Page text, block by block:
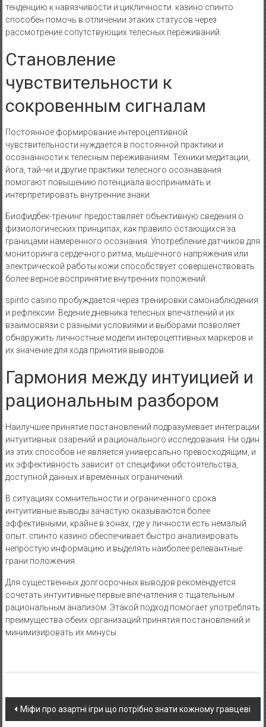
тенденцию к навязчивости и цикличности. казино спинто
способен помочь в отличении этаких статусов через
рассмотрение сопутствующих телесных переживаний.
Становление
чувствительности к
сокровенным сигналам
Постоянное формирование интероцептивной
чувствительности нуждается в постоянной практики и
осознанности к телесным переживаниям. Техники медитации,
йога, тай-чи и другие практики телесного осознавания
помогают повышению потенциала воспринимать и
интерпретировать внутренние знаки.
Биофидбек-тренинг предоставляет объективную сведения о
физиологических принципах, как правило остающихся за
границами намеренного осознания. Употребление датчиков для
мониторинга сердечного ритма, мышечного напряжения или
электрической работы кожи способствует совершенствовать
более верное воспринятие внутренних положений.
spinto casino пробуждается через тренировки самонаблюдения
и рефлексии. Ведение дневника телесных впечатлений и их
взаимосвязи с разными условиями и выборами позволяет
обнаружить личностные модели интероцептивных маркеров и
их значение для хода принятия выводов.
Гармония между интуицией и
рациональным разбором
Наилучшее принятие постановлений подразумевает интеграции
интуитивных озарений и рационального исследования. Ни один
из этих способов не является универсально превосходящим, и
их эффективность зависит от специфики обстоятельства,
доступной данных и временных ограничений.
В ситуациях сомнительности и ограниченного срока
интуитивные выводы зачастую оказываются более
эффективными, крайне в зонах, где у личности есть немалый
опыт. спинто казино обеспечивает быстро анализировать
непростую информацию и выделять наиболее релевантные
грани положения.
Для существенных долгосрочных выводов рекомендуется
сочетать интуитивные первые впечатления с тщательным
рациональным анализом. Этакой подход помогает употреблять
преимущества обеих организаций принятия постановлений и
минимизировать их минусы.
Navigasi
Міфи про азартні ігри що потрібно знати кожному гравцеві